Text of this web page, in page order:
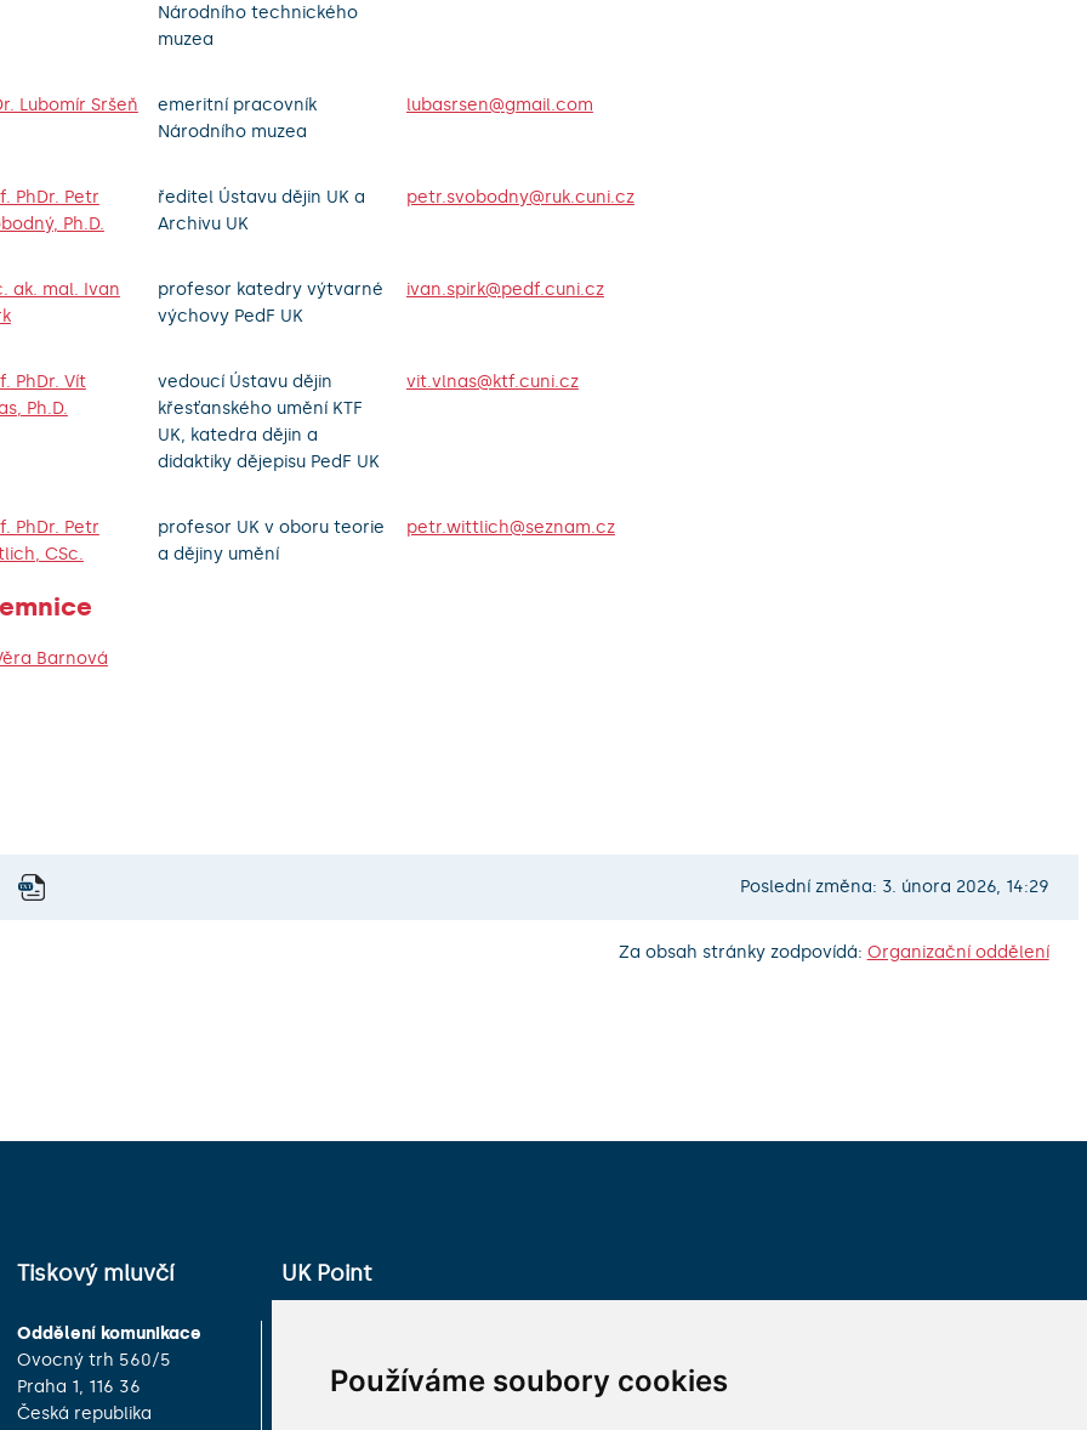
Používáme soubory cookies
Národního technického
muzea
Lubomír Sršeň
emeritní pracovník
Národního muzea
lubasrsen@gmail.com
PhDr. Petr
Ph.D.
ředitel Ústavu dějin UK a
Archivu UK
petr.svobodny@ruk.cuni.cz
ak. mal. Ivan
profesor katedry výtvarné
výchovy PedF UK
ivan.spirk@pedf.cuni.cz
PhDr. Vít
Ph.D.
vedoucí Ústavu dějin
křesťanského umění KTF
UK, katedra dějin a
didaktiky dějepisu PedF UK
vit.vlnas@ktf.cuni.cz
PhDr. Petr
CSc.
profesor UK v oboru teorie
a dějiny umění
petr.wittlich@seznam.cz
Barnová
Poslední změna: 3. února 2026, 14:29
Za obsah stránky zodpovídá: Organizační oddělení
Tiskový mluvčí
Oddělení komunikace
Ovocný trh 560/5
Praha 1, 116 36
Česká republika
UK Point
Praha 1, 116 36